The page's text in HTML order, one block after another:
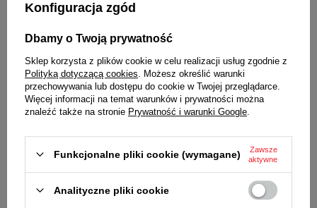
ZAPIĘCIE
Klasyczne na sprzączkę
BATERIA
Orientacyjny czas działania zegarka bez
konieczności wymiany baterii - 3 lata
Kwarcowy, japoński
ŚREDNICA KOPERTY
Konfiguracja zgód
Dbamy o Twoją prywatność
Sklep korzysta z plików cookie w celu realizacji usług zgodnie z
Polityką dotyczącą cookies . Możesz określić warunki
przechowywania lub dostępu do cookie w Twojej przeglądarce.
Więcej informacji na temat warunków i prywatności można
znaleźć także na stronie Prywatność i warunki Google
Funkcjonalne pliki cookie (wymagane)
Zawsze
aktywne
Analityczne pliki cookie